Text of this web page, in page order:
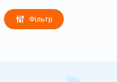
Бренди
Фільтр